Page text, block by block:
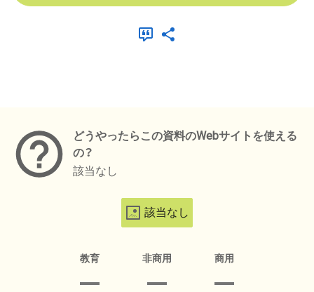
どうやったらこの資料のWebサイトを使える
の？
該当なし
該当なし
教育 非商用 商用